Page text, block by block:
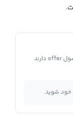
سوال شما برای تمام فروشندگانی که روی این محصول offer دارند
خود شوید.